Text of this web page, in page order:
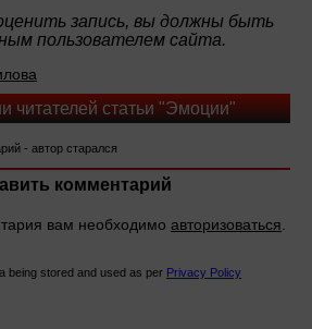
запись, вы должны быть
пользователем сайта.
читателей статьи "Эмоции"
- автор старался
комментарий
вам необходимо авторизоваться.
being stored and used as per Privacy Policy